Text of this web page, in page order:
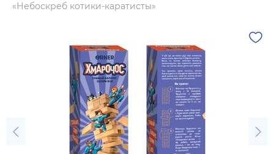
«Небоскреб котики-каратисты»